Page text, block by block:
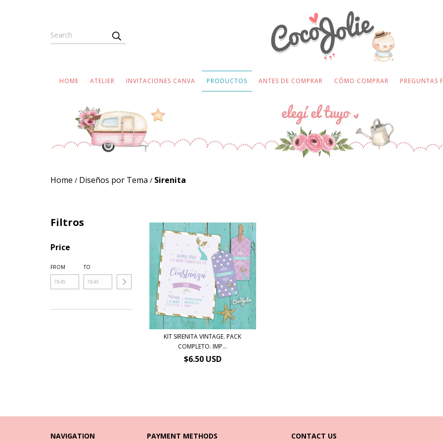
HOME ATELIER INVITACIONES CANVA PRODUCTOS ANTES DE COMPRAR CÓMO COMPRAR PREGUNTAS
Home / Diseños por Tema / Sirenita
Filtros
Price
FROM TO
KIT SIRENITA VINTAGE. PACK
COMPLETO. IMP...
$6.50 USD
NAVIGATION PAYMENT METHODS CONTACT US